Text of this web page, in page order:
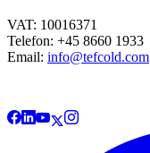
VAT: 10016371
Telefon: +45 8660 1933
Email: info@tefcold.com